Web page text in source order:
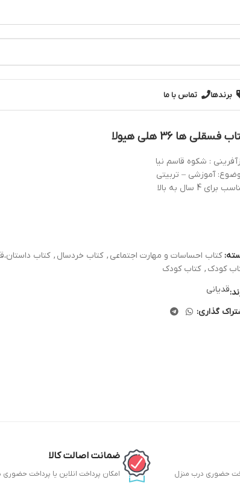
برندها تماس با ما
فسقلی ها 36 هلی هیولا
: شکوه قاسم نیا
آموزشی – تربیتی
برای 4 سال به بالا
کتاب احساسات و مهارت اجتماعی , کتاب خردسال , کتاب
کودک , کتاب کودک
قدیانی
گذاری:
حضوری درب منزل
ضمانت اصالت کالا
امکان پرداخت انلاین یا پرداخت حضوری